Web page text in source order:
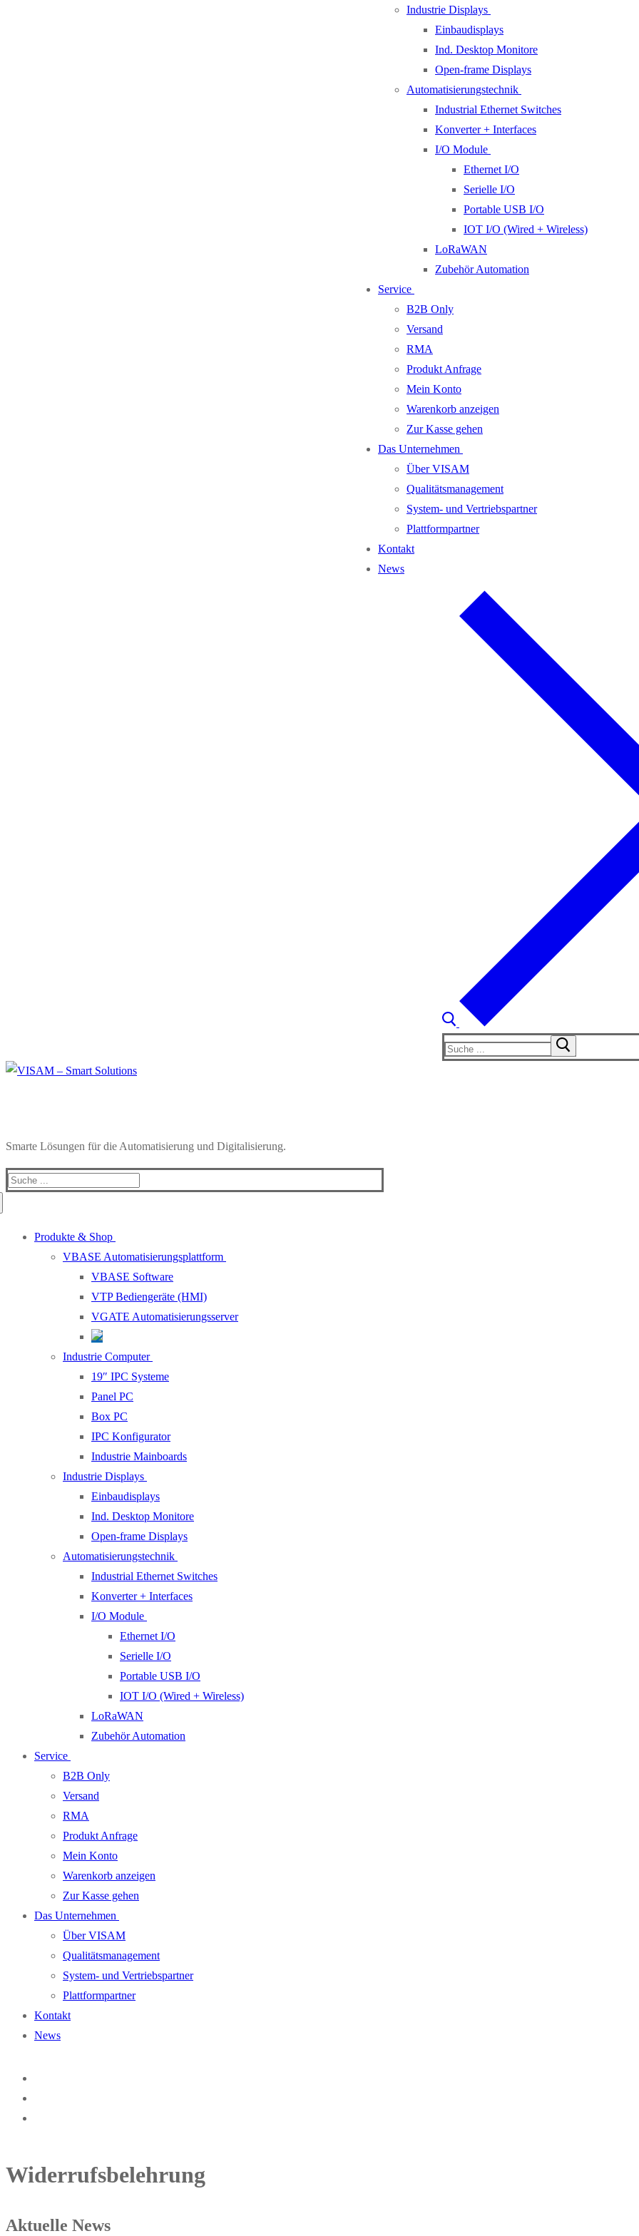
Industrie Displays
Einbaudisplays
Ind. Desktop Monitore
Open-frame Displays
Automatisierungstechnik
Industrial Ethernet Switches
Konverter + Interfaces
I/O Module
Ethernet I/O
Serielle I/O
Portable USB I/O
IOT I/O (Wired + Wireless)
LoRaWAN
Zubehör Automation
Service
B2B Only
Versand
RMA
Produkt Anfrage
Mein Konto
Warenkorb anzeigen
Zur Kasse gehen
Das Unternehmen
Über VISAM
Qualitätsmanagement
System- und Vertriebspartner
Plattformpartner
Kontakt
News
Smarte Lösungen für die Automatisierung und Digitalisierung.
Produkte & Shop
VBASE Automatisierungsplattform
VBASE Software
VTP Bediengeräte (HMI)
VGATE Automatisierungsserver
Industrie Computer
19″ IPC Systeme
Panel PC
Box PC
IPC Konfigurator
Industrie Mainboards
Industrie Displays
Einbaudisplays
Ind. Desktop Monitore
Open-frame Displays
Automatisierungstechnik
Industrial Ethernet Switches
Konverter + Interfaces
I/O Module
Ethernet I/O
Serielle I/O
Portable USB I/O
IOT I/O (Wired + Wireless)
LoRaWAN
Zubehör Automation
Service
B2B Only
Versand
RMA
Produkt Anfrage
Mein Konto
Warenkorb anzeigen
Zur Kasse gehen
Das Unternehmen
Über VISAM
Qualitätsmanagement
System- und Vertriebspartner
Plattformpartner
Kontakt
News
Widerrufsbelehrung
Aktuelle News